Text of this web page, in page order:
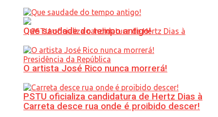
PSTU oficializa candidatura de Hertz Dias à
Que saudade do tempo antigo!
O artista José Rico nunca morrerá!
Carreta desce rua onde é proibido descer!